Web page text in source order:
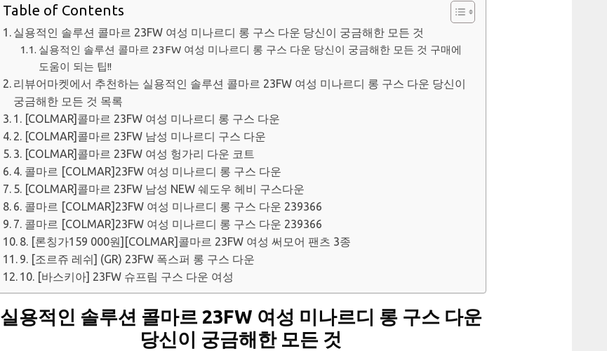
Table of Contents
실용적인 솔루션 콜마르 23FW 여성 미나르디 롱 구스 다운 당신이 궁금해한 모든 것
실용적인 솔루션 콜마르 23FW 여성 미나르디 롱 구스 다운 당신이 궁금해한 모든 것 구매에
도움이 되는 팁!!
리뷰어마켓에서 추천하는 실용적인 솔루션 콜마르 23FW 여성 미나르디 롱 구스 다운 당신이
궁금해한 모든 것 목록
1. [COLMAR]콜마르 23FW 여성 미나르디 롱 구스 다운
2. [COLMAR]콜마르 23FW 남성 미나르디 구스 다운
3. [COLMAR]콜마르 23FW 여성 헝가리 다운 코트
4. 콜마르 [COLMAR]23FW 여성 미나르디 롱 구스 다운
5. [COLMAR]콜마르 23FW 남성 NEW 쉐도우 헤비 구스다운
6. 콜마르 [COLMAR]23FW 여성 미나르디 롱 구스 다운 239366
7. 콜마르 [COLMAR]23FW 여성 미나르디 롱 구스 다운 239366
8. [론칭가159 000원][COLMAR]콜마르 23FW 여성 써모어 팬츠 3종
9. [조르쥬 레쉬] (GR) 23FW 폭스퍼 롱 구스 다운
10. [바스키아] 23FW 슈프림 구스 다운 여성
실용적인 솔루션 콜마르 23FW 여성 미나르디 롱 구스 다운
당신이 궁금해한 모든 것